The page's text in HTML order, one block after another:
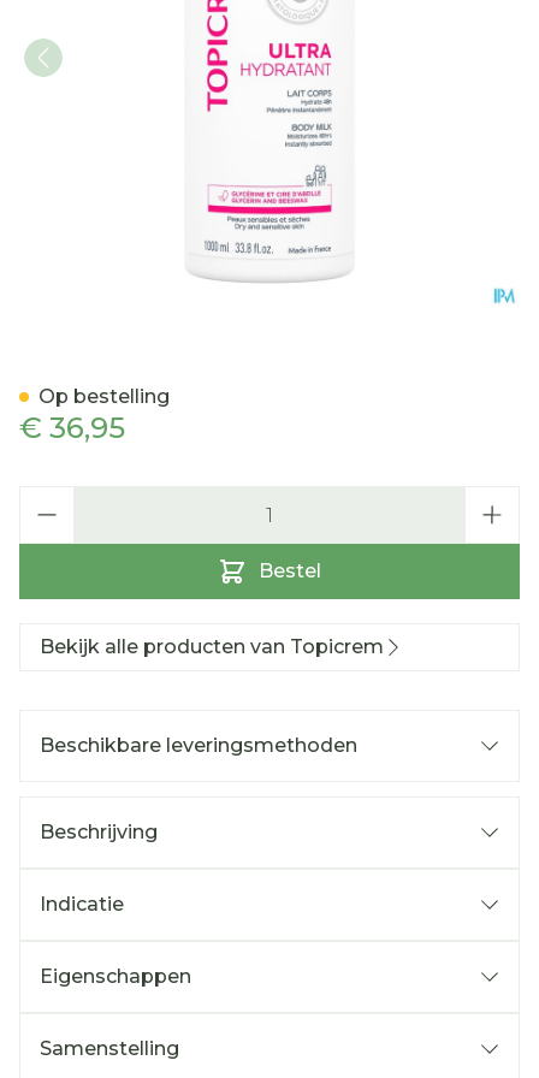
€ 36,95
Bestel
Op bestelling
Bekijk alle producten van Topicrem
Beschikbare leveringsmethoden
Beschrijving
Indicatie
Eigenschappen
Samenstelling